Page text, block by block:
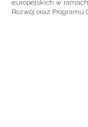
europejskich w
Rozwój oraz Programu